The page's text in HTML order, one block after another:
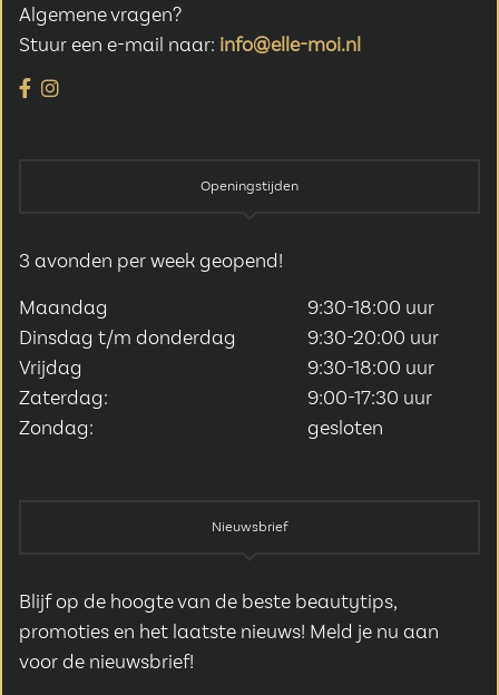
Algemene vragen?
Stuur een e-mail naar: info@elle-moi.nl
Openingstijden
3 avonden per week geopend!
Maandag
9:30-18:00 uur
Dinsdag t/m donderdag
9:30-20:00 uur
Vrijdag
9:30-18:00 uur
Zaterdag:
9:00-17:30 uur
Zondag:
gesloten
Nieuwsbrief
Blijf op de hoogte van de beste beautytips,
promoties en het laatste nieuws! Meld je nu aan
voor de nieuwsbrief!